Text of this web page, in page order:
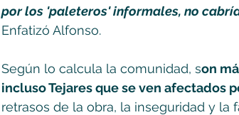
por los 'paleteros' informales, no
Enfatizó Alfonso.
Según lo calcula la comunidad, son
incluso Tejares que se ven afectados
retrasos de la obra, la inseguridad y